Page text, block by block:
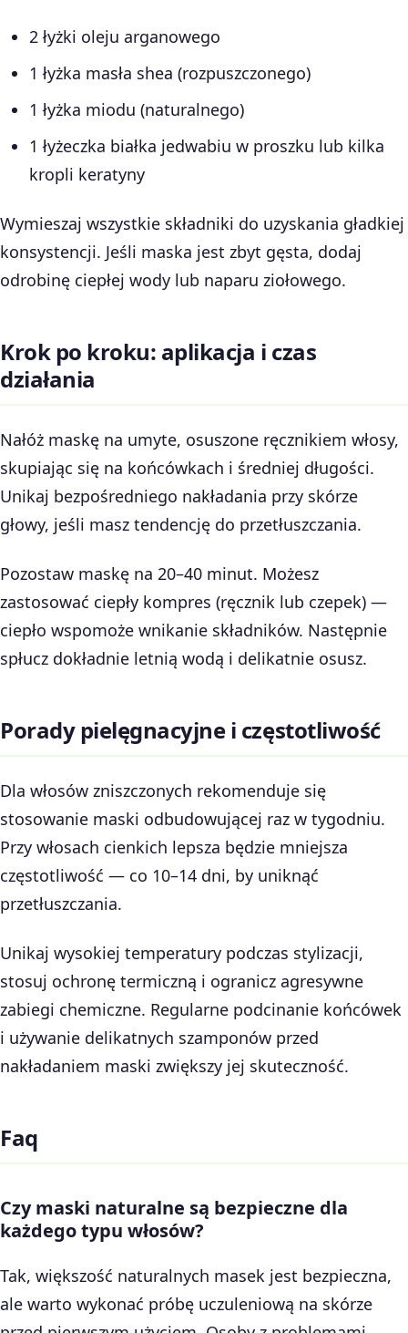
2 łyżki oleju arganowego
1 łyżka masła shea (rozpuszczonego)
1 łyżka miodu (naturalnego)
1 łyżeczka białka jedwabiu w proszku lub kilka
kropli keratyny
Wymieszaj wszystkie składniki do uzyskania gładkiej
konsystencji. Jeśli maska jest zbyt gęsta, dodaj
odrobinę ciepłej wody lub naparu ziołowego.
Krok po kroku: aplikacja i czas
działania
Nałóż maskę na umyte, osuszone ręcznikiem włosy,
skupiając się na końcówkach i średniej długości.
Unikaj bezpośredniego nakładania przy skórze
głowy, jeśli masz tendencję do przetłuszczania.
Pozostaw maskę na 20–40 minut. Możesz
zastosować ciepły kompres (ręcznik lub czepek) —
ciepło wspomoże wnikanie składników. Następnie
spłucz dokładnie letnią wodą i delikatnie osusz.
Porady pielęgnacyjne i częstotliwość
Dla włosów zniszczonych rekomenduje się
stosowanie maski odbudowującej raz w tygodniu.
Przy włosach cienkich lepsza będzie mniejsza
częstotliwość — co 10–14 dni, by uniknąć
przetłuszczania.
Unikaj wysokiej temperatury podczas stylizacji,
stosuj ochronę termiczną i ogranicz agresywne
zabiegi chemiczne. Regularne podcinanie końcówek
i używanie delikatnych szamponów przed
nakładaniem maski zwiększy jej skuteczność.
Faq
Czy maski naturalne są bezpieczne dla
każdego typu włosów?
Tak, większość naturalnych masek jest bezpieczna,
ale warto wykonać próbę uczuleniową na skórze